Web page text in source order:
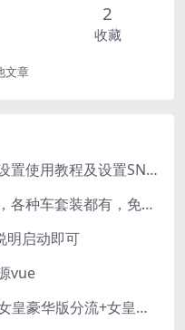
2
收藏
文章
VSOL V2802RH 2.5g光猫 设置使用教程及设置SN教程-附带稳定固件使用手册等
[端游] QQ飞车端游单机版，各种车套装都有，免虚拟机
明启动即可
vue
云盘下载生化危机4重制版女皇豪华版分流+女皇学习补丁+修改器 解压即玩【阿里云盘】